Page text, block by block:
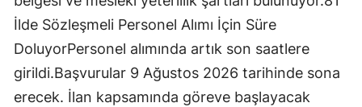
İlde Sözleşmeli Personel Alımı İçin Süre
DoluyorPersonel alımında artık son saatlere
girildi.Başvurular 9 Ağustos 2026 tarihinde sona
erecek. İlan kapsamında göreve başlayacak